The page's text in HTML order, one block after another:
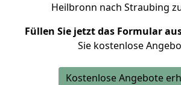
Heilbronn nach Straubing
Füllen Sie jetzt das Formular
Sie kostenlose
Kostenlose Angebote